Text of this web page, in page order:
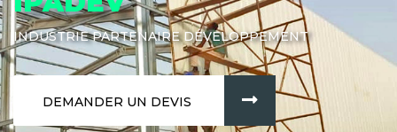
INDUSTRIE PARTENAIRE DÉVELOPPEMENT
DEMANDER UN DEVIS